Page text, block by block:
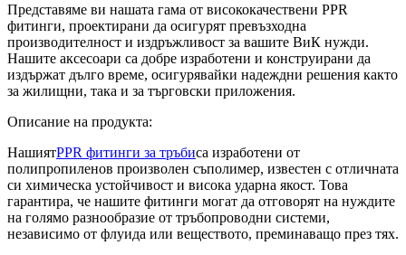
Представяме ви нашата гама от висококачествени PPR
фитинги, проектирани да осигурят превъзходна
производителност и издръжливост за вашите ВиК нужди.
Нашите аксесоари са добре изработени и конструирани да
издържат дълго време, осигурявайки надеждни решения както
за жилищни, така и за търговски приложения.
Описание на продукта:
НашиятPPR фитинги за тръбиса изработени от
полипропиленов произволен съполимер, известен с отличната
си химическа устойчивост и висока ударна якост. Това
гарантира, че нашите фитинги могат да отговорят на нуждите
на голямо разнообразие от тръбопроводни системи,
независимо от флуида или веществото, преминаващо през тях.